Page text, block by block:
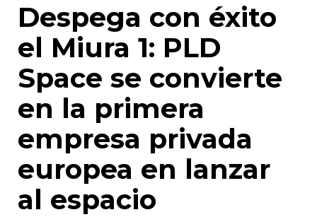
Despega con éxito
el Miura 1: PLD
Space se convierte
en la primera
empresa privada
europea en lanzar
al espacio